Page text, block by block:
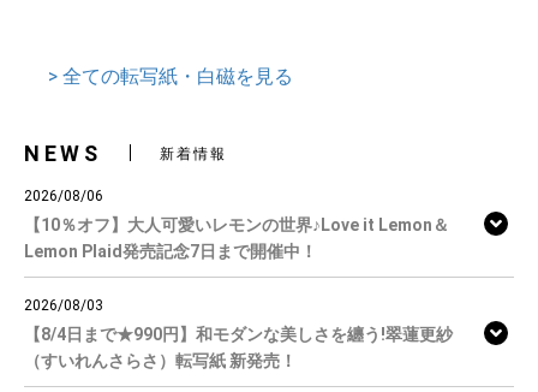
> 全ての転写紙・白磁を見る
NEWS 新着情報
2026/08/06
【10％オフ】大人可愛いレモンの世界♪Love it Lemon＆
Lemon Plaid発売記念7日まで開催中！
2026/08/03
【8/4日まで★990円】和モダンな美しさを纏う!翠蓮更紗
（すいれんさらさ）転写紙 新発売！